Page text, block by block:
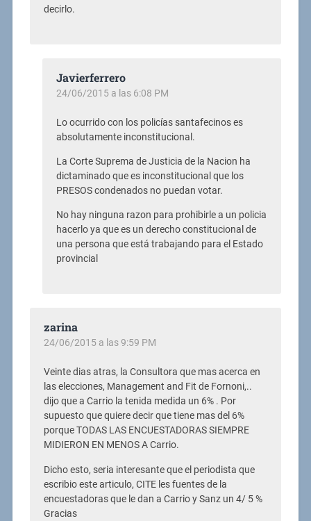
decirlo.
Javierferrero
24/06/2015 a las 6:08 PM
Lo ocurrido con los policías santafecinos es
absolutamente inconstitucional.
La Corte Suprema de Justicia de la Nacion ha
dictaminado que es inconstitucional que los
PRESOS condenados no puedan votar.
No hay ninguna razon para prohibirle a un policia
hacerlo ya que es un derecho constitucional de
una persona que está trabajando para el Estado
provincial
zarina
24/06/2015 a las 9:59 PM
Veinte dias atras, la Consultora que mas acerca en
las elecciones, Management and Fit de Fornoni,..
dijo que a Carrio la tenida medida un 6% . Por
supuesto que quiere decir que tiene mas del 6%
porque TODAS LAS ENCUESTADORAS SIEMPRE
MIDIERON EN MENOS A Carrio.
Dicho esto, seria interesante que el periodista que
escribio este articulo, CITE les fuentes de la
encuestadoras que le dan a Carrio y Sanz un 4/ 5 %
Gracias